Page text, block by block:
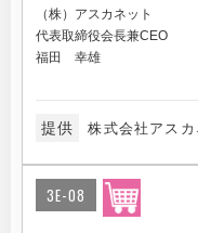
（株）アスカネット
代表取締役会長兼CEO
福田 幸雄
提供 株式会社アスカ
3E-08